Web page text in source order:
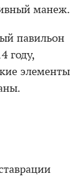
манеж.
павильон
году,
элементы